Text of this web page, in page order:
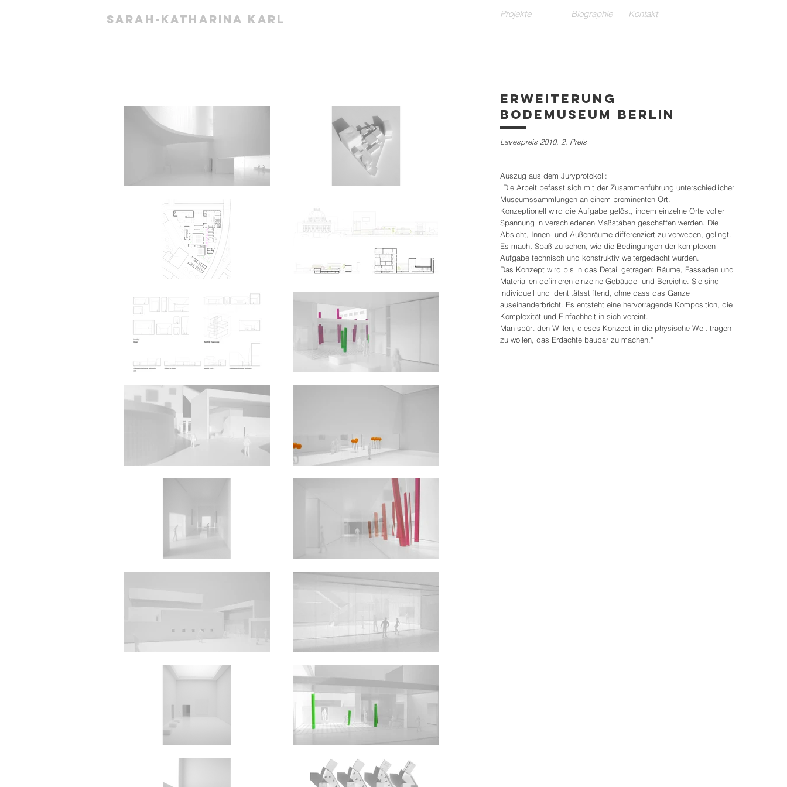
Sarah-Katharina Karl Projekte Biographie Kontakt
Erweiterung
Bodemuseum Berlin
Lavespreis 2010, 2. Preis
Auszug aus dem Juryprotokoll:
„Die Arbeit befasst sich mit der Zusammenführung unterschiedlicher
Museumssammlungen an einem prominenten Ort.
Konzeptionell wird die Aufgabe gelöst, indem einzelne Orte voller
Spannung in verschiedenen Maßstäben geschaffen werden. Die
Absicht, Innen- und Außenräume differenziert zu verweben, gelingt.
Es macht Spaß zu sehen, wie die Bedingungen der komplexen
Aufgabe technisch und konstruktiv weitergedacht wurden.
Das Konzept wird bis in das Detail getragen: Räume, Fassaden und
Materialien definieren einzelne Gebäude- und Bereiche. Sie sind
individuell und identitätsstiftend, ohne dass das Ganze
auseinanderbricht. Es entsteht eine hervorragende Komposition, die
Komplexität und Einfachheit in sich vereint.
Man spürt den Willen, dieses Konzept in die physische Welt tragen
zu wollen, das Erdachte baubar zu machen.“